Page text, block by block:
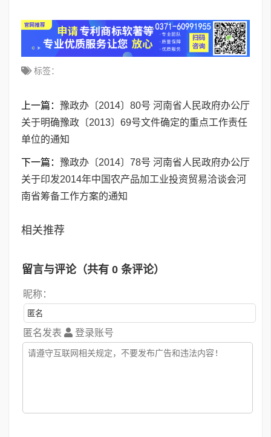
标签：
上一篇： 豫政办〔2014〕80号 河南省人民政府办公厅
关于明确豫政〔2013〕69号文件确定的重点工作责任
单位的通知
下一篇： 豫政办〔2014〕78号 河南省人民政府办公厅
关于印发2014年中国农产品加工业投资贸易洽谈会河
南省筹备工作方案的通知
相关推荐
留言与评论（共有 0 条评论）
昵称：
匿名发表 登录账号